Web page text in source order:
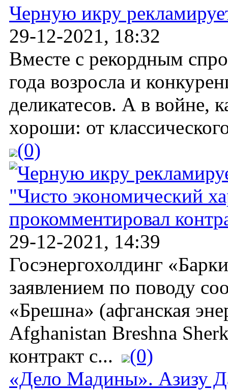
Черную икру
29-12-2021, 18:32
Вместе с рекордным
года возросла и
деликатесов. А в войне,
хороши: от
(0)
"Чисто экономический
прокомментировал
29-12-2021, 14:39
Госэнергохолдинг
заявлением по поводу
«Брешна» (афганская
Afghanistan Breshna
контракт с...
(0)
«Дело Мадины». Азизу